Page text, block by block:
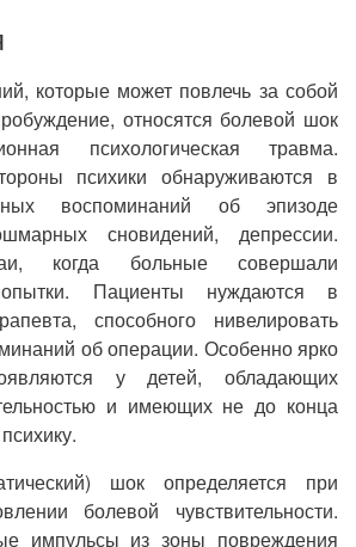
которые может повлечь за собой
относятся болевой шок
психологическая травма.
психики обнаруживаются в
воспоминаний об эпизоде
сновидений, депрессии.
когда больные совершали
Пациенты нуждаются в
способного нивелировать
об операции. Особенно ярко
у детей, обладающих
и имеющих не до конца
шок определяется при
болевой чувствительности.
импульсы из зоны повреждения